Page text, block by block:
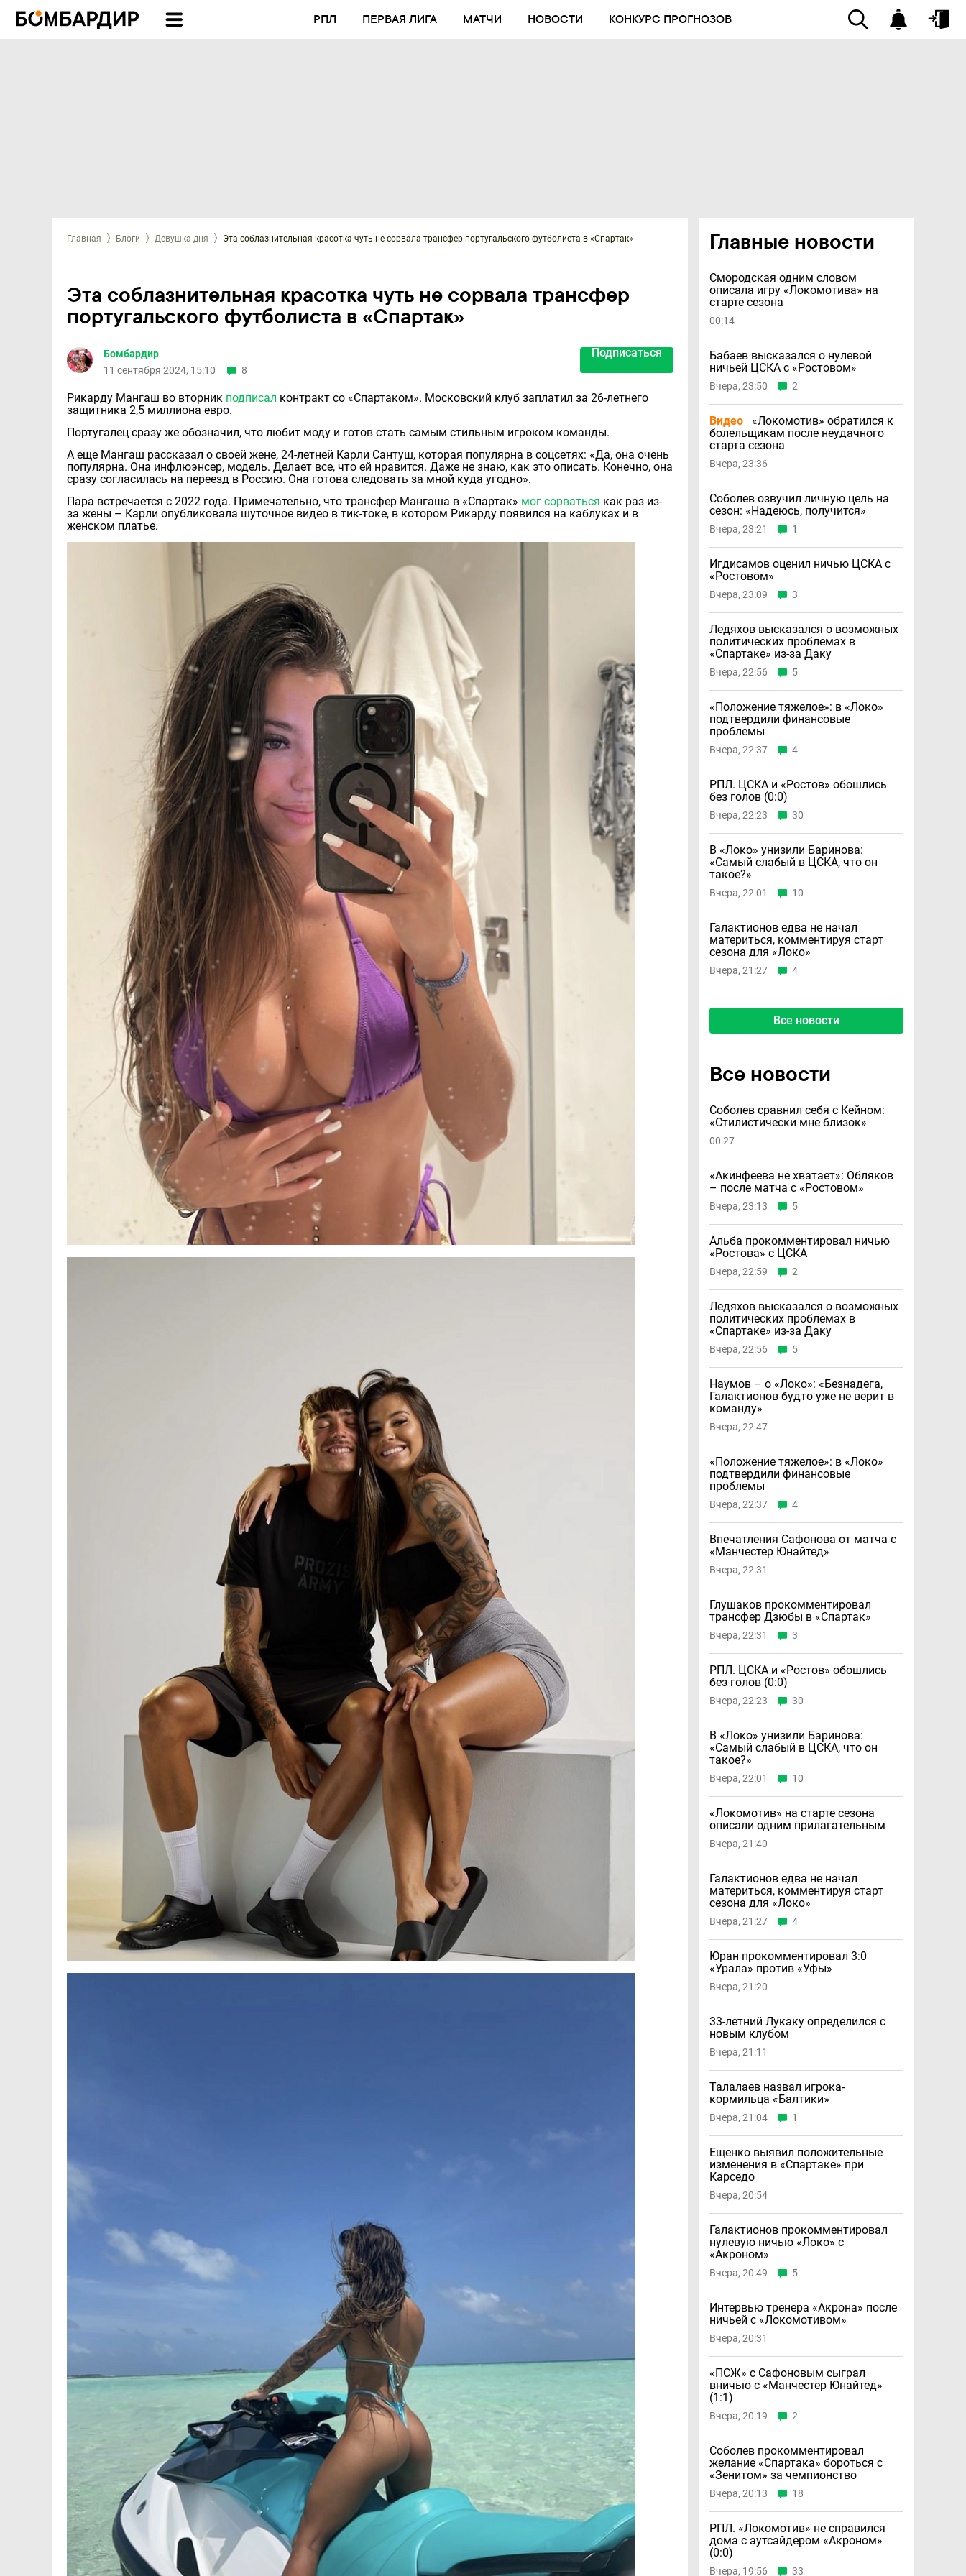
РПЛ ПЕРВАЯ ЛИГА МАТЧИ НОВОСТИ КОНКУРС ПРОГНОЗОВ
Главная Блоги Девушка дня Эта соблазнительная красотка чуть не сорвала трансфер португальского футболиста в «Спартак»
Эта соблазнительная красотка чуть не сорвала трансфер
португальского футболиста в «Спартак»
Бомбардир
11 сентября 2024, 15:10 8
Подписаться
Рикарду Мангаш во вторник подписал контракт со «Спартаком». Московский клуб заплатил за 26-летнего
защитника 2,5 миллиона евро.
Португалец сразу же обозначил, что любит моду и готов стать самым стильным игроком команды.
А еще Мангаш рассказал о своей жене, 24-летней Карли Сантуш, которая популярна в соцсетях: «Да, она очень
популярна. Она инфлюэнсер, модель. Делает все, что ей нравится. Даже не знаю, как это описать. Конечно, она
сразу согласилась на переезд в Россию. Она готова следовать за мной куда угодно».
Пара встречается с 2022 года. Примечательно, что трансфер Мангаша в «Спартак» мог сорваться как раз из-
за жены – Карли опубликовала шуточное видео в тик-токе, в котором Рикарду появился на каблуках и в
женском платье.
Главные новости
Смородская одним словом
описала игру «Локомотива» на
старте сезона
00:14
Бабаев высказался о нулевой
ничьей ЦСКА с «Ростовом»
Вчера, 23:50 2
Видео
«Локомотив» обратился к
болельщикам после неудачного
старта сезона
Вчера, 23:36
Соболев озвучил личную цель на
сезон: «Надеюсь, получится»
Вчера, 23:21 1
Игдисамов оценил ничью ЦСКА с
«Ростовом»
Вчера, 23:09 3
Ледяхов высказался о возможных
политических проблемах в
«Спартаке» из-за Даку
Вчера, 22:56 5
«Положение тяжелое»: в «Локо»
подтвердили финансовые
проблемы
Вчера, 22:37 4
РПЛ. ЦСКА и «Ростов» обошлись
без голов (0:0)
Вчера, 22:23 30
В «Локо» унизили Баринова:
«Самый слабый в ЦСКА, что он
такое?»
Вчера, 22:01 10
Галактионов едва не начал
материться, комментируя старт
сезона для «Локо»
Вчера, 21:27 4
Все новости
Все новости
Соболев сравнил себя с Кейном:
«Стилистически мне близок»
00:27
«Акинфеева не хватает»: Обляков
– после матча с «Ростовом»
Вчера, 23:13 5
Альба прокомментировал ничью
«Ростова» с ЦСКА
Вчера, 22:59 2
Ледяхов высказался о возможных
политических проблемах в
«Спартаке» из-за Даку
Вчера, 22:56 5
Наумов – о «Локо»: «Безнадега,
Галактионов будто уже не верит в
команду»
Вчера, 22:47
«Положение тяжелое»: в «Локо»
подтвердили финансовые
проблемы
Вчера, 22:37 4
Впечатления Сафонова от матча с
«Манчестер Юнайтед»
Вчера, 22:31
Глушаков прокомментировал
трансфер Дзюбы в «Спартак»
Вчера, 22:31 3
РПЛ. ЦСКА и «Ростов» обошлись
без голов (0:0)
Вчера, 22:23 30
В «Локо» унизили Баринова:
«Самый слабый в ЦСКА, что он
такое?»
Вчера, 22:01 10
«Локомотив» на старте сезона
описали одним прилагательным
Вчера, 21:40
Галактионов едва не начал
материться, комментируя старт
сезона для «Локо»
Вчера, 21:27 4
Юран прокомментировал 3:0
«Урала» против «Уфы»
Вчера, 21:20
33-летний Лукаку определился с
новым клубом
Вчера, 21:11
Талалаев назвал игрока-
кормильца «Балтики»
Вчера, 21:04 1
Ещенко выявил положительные
изменения в «Спартаке» при
Карседо
Вчера, 20:54
Галактионов прокомментировал
нулевую ничью «Локо» с
«Акроном»
Вчера, 20:49 5
Интервью тренера «Акрона» после
ничьей с «Локомотивом»
Вчера, 20:31
«ПСЖ» с Сафоновым сыграл
вничью с «Манчестер Юнайтед»
(1:1)
Вчера, 20:19 2
Соболев прокомментировал
желание «Спартака» бороться с
«Зенитом» за чемпионство
Вчера, 20:13 18
РПЛ. «Локомотив» не справился
дома с аутсайдером «Акроном»
(0:0)
Вчера, 19:56 33